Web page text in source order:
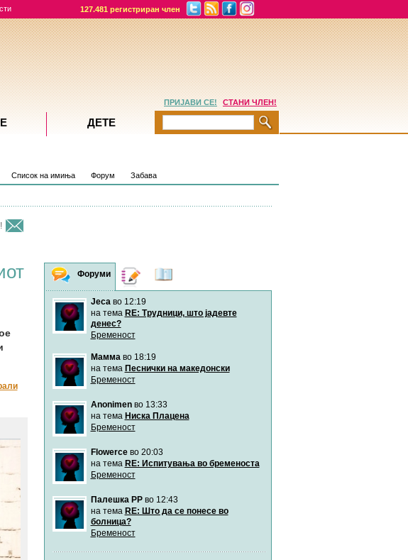
127.481 регистриран член
Список на имиња Форум Забава
Форуми Дневници
Jecaво 12:19
на тема RE: Трудници, што јадевте
денес?
Бременост
Маммаво 18:19
на тема Песнички на македонски
Бременост
Anonimenво 13:33
на тема Ниска Плацена
Бременост
Flowerceво 20:03
на тема RE: Испитувања во бременоста
Бременост
Палешка РРво 12:43
на тема RE: Што да се понесе во
болница?
Бременост
ПРИЈАВИ СЕ! СТАНИ ЧЛЕН!
ДЕТЕ